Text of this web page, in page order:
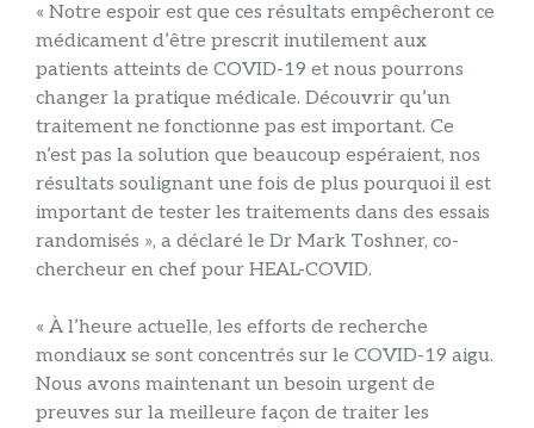
« Notre espoir est que ces résultats empêcheront ce
médicament d’être prescrit inutilement aux
patients atteints de COVID-19 et nous pourrons
changer la pratique médicale. Découvrir qu’un
traitement ne fonctionne pas est important. Ce
n’est pas la solution que beaucoup espéraient, nos
résultats soulignant une fois de plus pourquoi il est
important de tester les traitements dans des essais
randomisés », a déclaré le Dr Mark Toshner, co-
chercheur en chef pour HEAL-COVID.
« À l’heure actuelle, les efforts de recherche
mondiaux se sont concentrés sur le COVID-19 aigu.
Nous avons maintenant un besoin urgent de
preuves sur la meilleure façon de traiter les